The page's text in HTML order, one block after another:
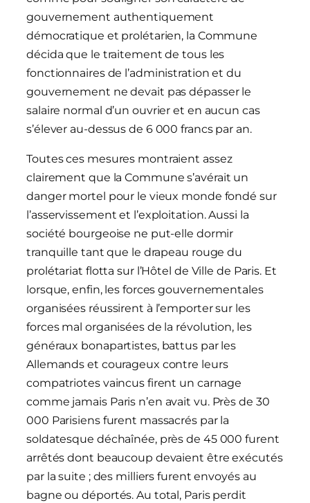
gouvernement authentiquement
démocratique et prolétarien, la Commune
décida que le traitement de tous les
fonctionnaires de l’administration et du
gouvernement ne devait pas dépasser le
salaire normal d’un ouvrier et en aucun cas
s’élever au-dessus de 6 000 francs par an.
Toutes ces mesures montraient assez
clairement que la Commune s’avérait un
danger mortel pour le vieux monde fondé sur
l’asservissement et l’exploitation. Aussi la
société bourgeoise ne put-elle dormir
tranquille tant que le drapeau rouge du
prolétariat flotta sur l’Hôtel de Ville de Paris. Et
lorsque, enfin, les forces gouvernementales
organisées réussirent à l’emporter sur les
forces mal organisées de la révolution, les
généraux bonapartistes, battus par les
Allemands et courageux contre leurs
compatriotes vaincus firent un carnage
comme jamais Paris n’en avait vu. Près de 30
000 Parisiens furent massacrés par la
soldatesque déchaînée, près de 45 000 furent
arrêtés dont beaucoup devaient être exécutés
par la suite ; des milliers furent envoyés au
bagne ou déportés. Au total, Paris perdit